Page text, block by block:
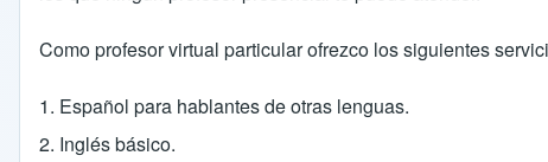
Como profesor virtual particular ofrezco los siguientes
1. Español para hablantes de otras lenguas.
2. Inglés básico.